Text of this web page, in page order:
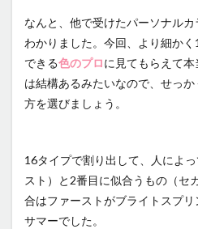
方にお
2.4
自分を
知って
自分を
なんと、他で受けたパーソナル
わかりました。今回、より細か
できる色のプロに見てもらえて
は結構あるみたいなので、せっ
方を選びましょう。
16タイプで割り出して、人によ
スト）と2番目に似合うもの（セ
合はファーストがブライトスプ
サマーでした。